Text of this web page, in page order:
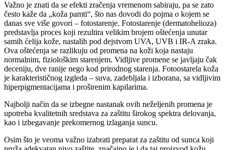
Važno je znati da se efekti zračenja vremenom sabiraju, pa se zato
često kaže da „koža pamti“, što nas dovodi do pojma o kojem se
danas sve više govori – fotostarenje. Fotostarenje (dermatohelioza)
predstavlja proces koji rezultira velikim brojem oštećenja unutar
samih ćelija kože, nastalih pod dejstvom UVA, UVB i IR-A zraka.
Ova oštećenja se razlikuju od promena na koži koja nastaju
normalnim, fiziološkim starenjem. Vidljive promene se javljaju čak
deceniju, dve ranije nego kod prirodnog starenja. Fotoostarela koža
je karakterističnog izgleda – suva, zadebljala i izborana, sa vidljivim
hiperpigmentacijama i proširenim kapilarima.
Najbolji način da se izbegne nastanak ovih neželjenih promena je
upotreba kvalitetnih sredstava za zaštitu širokog spektra delovanja,
kao i izbegavanje prekomernog izlaganja suncu.
Osim što je veoma važno izabrati preparat za zaštitu od sunca koji